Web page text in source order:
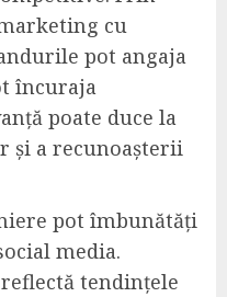
cu
pot angaja
încuraja
poate duce la
și a recunoașterii
pot îmbunătăți
media.
tendințele